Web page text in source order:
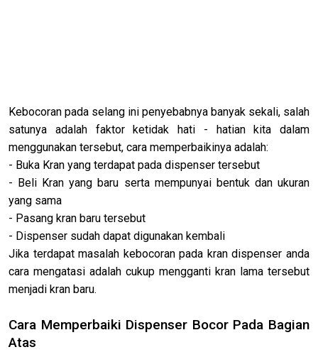
Kebocoran pada selang ini penyebabnya banyak sekali, salah
satunya adalah faktor ketidak hati - hatian kita dalam
menggunakan tersebut, cara memperbaikinya adalah:
- Buka Kran yang terdapat pada dispenser tersebut
- Beli Kran yang baru serta mempunyai bentuk dan ukuran
yang sama
- Pasang kran baru tersebut
- Dispenser sudah dapat digunakan kembali
Jika terdapat masalah kebocoran pada kran dispenser anda
cara mengatasi adalah cukup mengganti kran lama tersebut
menjadi kran baru.
Cara Memperbaiki Dispenser Bocor Pada Bagian
Atas